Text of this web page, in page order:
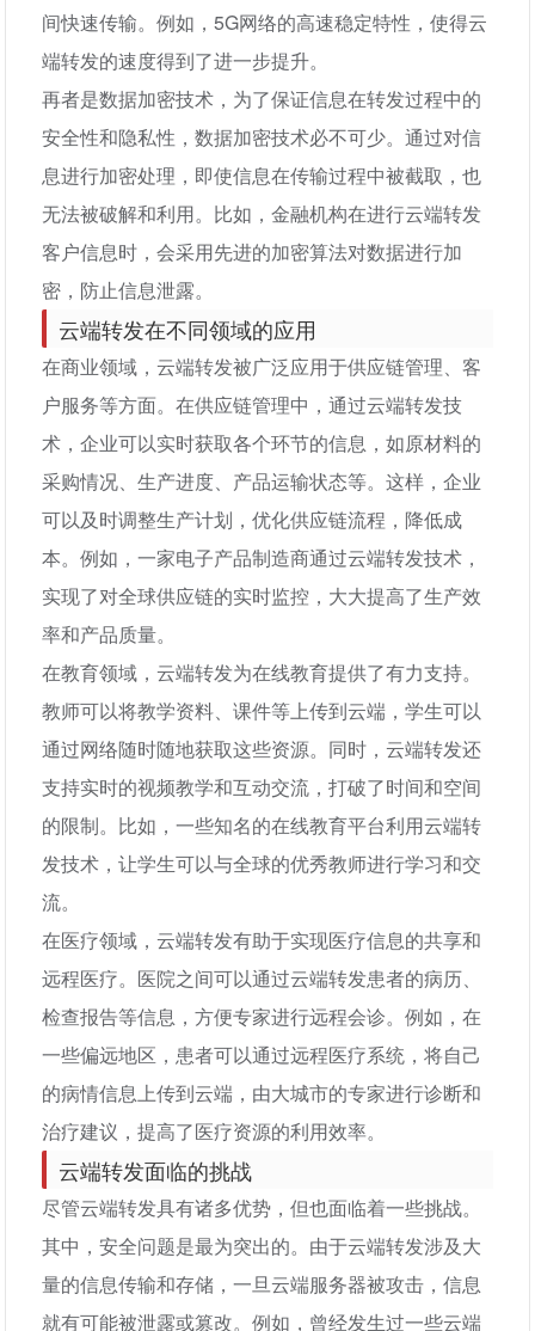
间快速传输。例如，5G网络的高速稳定特性，使得云
端转发的速度得到了进一步提升。
再者是数据加密技术，为了保证信息在转发过程中的
安全性和隐私性，数据加密技术必不可少。通过对信
息进行加密处理，即使信息在传输过程中被截取，也
无法被破解和利用。比如，金融机构在进行云端转发
客户信息时，会采用先进的加密算法对数据进行加
密，防止信息泄露。
云端转发在不同领域的应用
在商业领域，云端转发被广泛应用于供应链管理、客
户服务等方面。在供应链管理中，通过云端转发技
术，企业可以实时获取各个环节的信息，如原材料的
采购情况、生产进度、产品运输状态等。这样，企业
可以及时调整生产计划，优化供应链流程，降低成
本。例如，一家电子产品制造商通过云端转发技术，
实现了对全球供应链的实时监控，大大提高了生产效
率和产品质量。
在教育领域，云端转发为在线教育提供了有力支持。
教师可以将教学资料、课件等上传到云端，学生可以
通过网络随时随地获取这些资源。同时，云端转发还
支持实时的视频教学和互动交流，打破了时间和空间
的限制。比如，一些知名的在线教育平台利用云端转
发技术，让学生可以与全球的优秀教师进行学习和交
流。
在医疗领域，云端转发有助于实现医疗信息的共享和
远程医疗。医院之间可以通过云端转发患者的病历、
检查报告等信息，方便专家进行远程会诊。例如，在
一些偏远地区，患者可以通过远程医疗系统，将自己
的病情信息上传到云端，由大城市的专家进行诊断和
治疗建议，提高了医疗资源的利用效率。
云端转发面临的挑战
尽管云端转发具有诸多优势，但也面临着一些挑战。
其中，安全问题是最为突出的。由于云端转发涉及大
量的信息传输和存储，一旦云端服务器被攻击，信息
就有可能被泄露或篡改。例如，曾经发生过一些云端